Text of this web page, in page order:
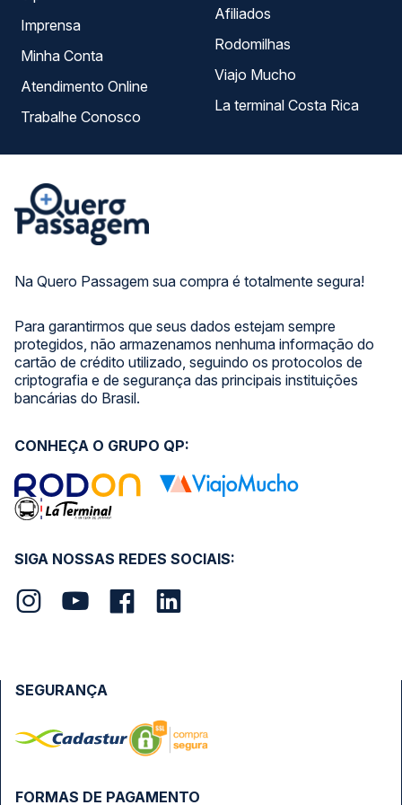
Na Quero Passagem sua compra é totalmente segura!
Para garantirmos que seus dados estejam sempre
protegidos, não armazenamos nenhuma informação do
cartão de crédito utilizado, seguindo os protocolos de
criptografia e de segurança das principais instituições
bancárias do Brasil.
Imprensa
Minha Conta
Atendimento Online
Trabalhe Conosco
Afiliados
Rodomilhas
Viajo Mucho
La terminal Costa Rica
SIGA NOSSAS REDES SOCIAIS:
CONHEÇA O GRUPO QP:
FORMAS DE PAGAMENTO
SEGURANÇA